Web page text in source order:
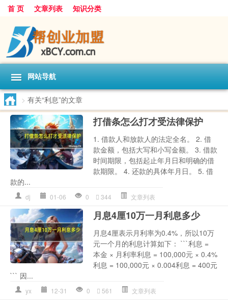
首 页 文章列表 知识分类
网站导航
> 有关“利息”的文章
打借条怎么打才受法律保护
1. 借款人和放款人的法定全名。 2. 借
款金额，包括大写和小写金额。 3. 借款
时间期限，包括起止年月日和明确的借
款期限。 4. 还款的具体年月日。 5. 借
款的...
dj 01-06 0 344 文章列表
月息4厘10万一月利息多少
月息4厘表示月利率为0.4%，所以10万
元一个月的利息计算如下： ```利息 =
本金 × 月利率利息 = 100,000元 × 0.4%
利息 = 100,000元 × 0.004利息 = 400元
``` 因...
yx 12-31 0 561 文章列表